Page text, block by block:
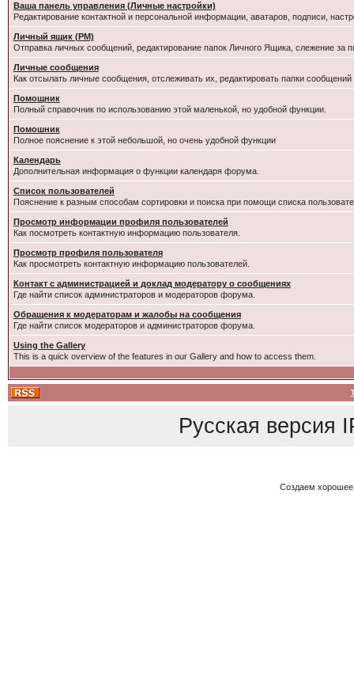
Ваша панель управления (Личные настройки)
Редактирование контактной и персональной информации, аватаров, подписи,
Личный ящик (PM)
Отправка личных сообщений, редактирование папок Личного Ящика, слежение за
Личные сообщения
Как отсылать личные сообщения, отслеживать их, редактировать папки
Помощник
Полный справочник по использованию этой маленькой, но удобной функции.
Помошник
Полное пояснение к этой небольшой, но очень удобной функции
Календарь
Дополнительная информация о функции календаря форума.
Список пользователей
Пояснение к разным способам сортировки и поиска при помощи списка
Просмотр информации профиля пользователей
Как посмотреть контактную информацию пользователя.
Просмотр профиля пользователя
Как просмотреть контактную информацию пользователей.
Контакт с администрацией и доклад модератору о сообщениях
Где найти список администраторов и модераторов форума.
Обращения к модераторам и жалобы на сообщения
Где найти список модераторов и администраторов форума.
Using the Gallery
This is a quick overview of the features in our Gallery and how to access them.
Русская версия
Создаем